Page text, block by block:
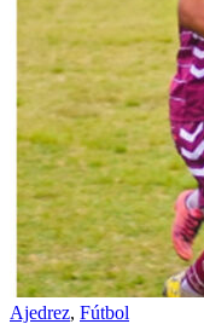
Ajedrez, Fútbol